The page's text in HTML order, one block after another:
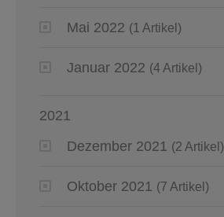
Mai 2022 (1 Artikel)
Januar 2022 (4 Artikel)
2021
Dezember 2021 (2 Artikel)
Oktober 2021 (7 Artikel)